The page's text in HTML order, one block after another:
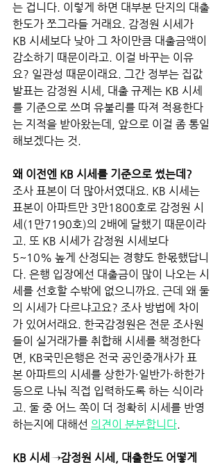
는 겁니다. 이렇게 하면 대부분 단지의 대출
한도가 쪼그라들 거래요. 감정원 시세가
KB 시세보다 낮아 그 차이만큼 대출금액이
감소하기 때문이라고. 이걸 바꾸는 이유
요? 일관성 때문이래요. 그간 정부는 집값
발표는 감정원 시세, 대출 규제는 KB 시세
를 기준으로 쓰며 유불리를 따져 적용한다
는 지적을 받아왔는데, 앞으로 이걸 좀 통일
해보겠다는 것.
왜 이전엔 KB 시세를 기준으로 썼는데?
조사 표본이 더 많아서였대요. KB 시세는
표본이 아파트만 3만1800호로 감정원 시
세(1만7190호)의 2배에 달했기 때문이라
고. 또 KB 시세가 감정원 시세보다
5~10% 높게 산정되는 경향도 한몫했답니
다. 은행 입장에선 대출금이 많이 나오는 시
세를 선호할 수밖에 없으니까요. 근데 왜 둘
의 시세가 다르냐고요? 조사 방법에 차이
가 있어서래요. 한국감정원은 전문 조사원
들이 실거래가를 취합해 시세를 책정한다
면, KB국민은행은 전국 공인중개사가 표
본 아파트의 시세를 상한가·일반가·하한가
등으로 나눠 직접 입력하도록 하는 식이라
고. 둘 중 어느 쪽이 더 정확히 시세를 반영
하는지에 대해선 의견이 분분합니다.
KB 시세→감정원 시세, 대출한도 어떻게